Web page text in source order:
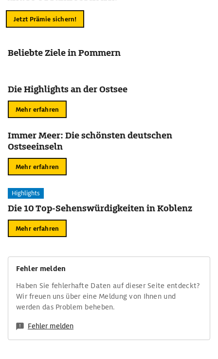
Jetzt Prämie sichern!
Beliebte Ziele in Pommern
Die Highlights an der Ostsee
Mehr erfahren
Immer Meer: Die schönsten deutschen
Ostseeinseln
Mehr erfahren
Highlights
Die 10 Top-Sehenswürdigkeiten in Koblenz
Mehr erfahren
Fehler melden
Haben Sie fehlerhafte Daten auf dieser Seite entdeckt?
Wir freuen uns über eine Meldung von Ihnen und
werden das Problem beheben.
Fehler melden